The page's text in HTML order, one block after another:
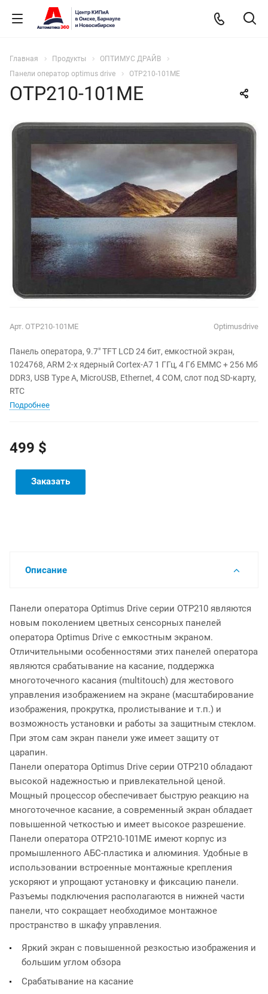
Главная Продукты
ОПТИМУС ДРАЙВ
Панели оператор optimus drive
OTP210-101ME
OTP210-101ME
Арт. OTP210-101ME Optimusdrive
Панель оператора, 9.7" TFT LCD 24 бит, емкостной экран,
1024768, ARM 2-х ядерный Cortex-A7 1 ГГц, 4 Гб EMMC + 256 Мб
DDR3, USB Type A, MicroUSB, Ethernet, 4 COM, слот под SD-карту,
RTC
Подробнее
499 $
Заказать
Описание
Панели оператора Optimus Drive серии OTP210 являются
новым поколением цветных сенсорных панелей
оператора Optimus Drive с емкостным экраном.
Отличительными особенностями этих панелей оператора
являются срабатывание на касание, поддержка
многоточечного касания (multitouch) для жестового
управления изображением на экране (масштабирование
изображения, прокрутка, пролистывание и т.п.) и
возможность установки и работы за защитным стеклом.
При этом сам экран панели уже имеет защиту от
царапин.
Панели оператора Optimus Drive серии OTP210 обладают
высокой надежностью и привлекательной ценой.
Мощный процессор обеспечивает быструю реакцию на
многоточечное касание, а современный экран обладает
повышенной четкостью и имеет высокое разрешение.
Панели оператора OTP210-101ME имеют корпус из
промышленного АБС-пластика и алюминия. Удобные в
использовании встроенные монтажные крепления
ускоряют и упрощают установку и фиксацию панели.
Разъемы подключения располагаются в нижней части
панели, что сокращает необходимое монтажное
пространство в шкафу управления.
Яркий экран с повышенной резкостью изображения и
большим углом обзора
Срабатывание на касание